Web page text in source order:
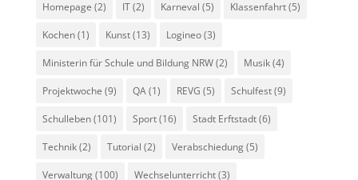
Homepage (2) IT(2) Karneval (5) Klassenfahrt(5)
Kochen(1) Kunst(13) Logineo(3)
Ministerin für Schule und Bildung NRW(2) Musik(4)
Projektwoche (9) QA(1) REVG (5) Schulfest(9)
Schulleben(101) Sport(16) Stadt Erftstadt(6)
Technik(2) Tutorial (2) Verabschiedung(5)
Verwaltung(100) Wechselunterricht(3)